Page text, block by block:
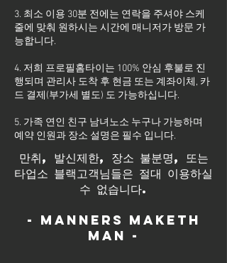
3. 최소 이용 30분 전에는 연락을 주셔야 스케
줄에 맞춰 원하시는 시간에 매니저가 방문 가
능합니다.
4. 저희 프로필홈타이는 100% 안심 후불로 진
행되며 관리사 도착 후 현금 또는 계좌이체, 카
드 결제(부가세 별도) 도 가능하십니다.
5. 가족 연인 친구 남녀노소 누구나 가능하며
예약 인원과 장소 설명은 필수 입니다.
만취, 발신제한, 장소 불분명, 또는
타업소 블랙고객님들은 절대 이용하실
수 없습니다.
- Manners maketh
man -